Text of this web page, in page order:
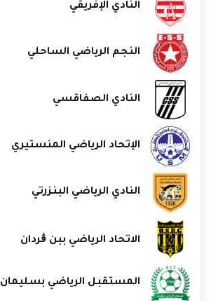
النادي الإفريقي
النجم الرياضي الساحلي
النادي الصفاقسي
الإتحاد الرياضي المنستيري
النادي الرياضي البنزرتي
الاتحاد الرياضي ببن ڨردان
المستقبل الرياضي بسليمان